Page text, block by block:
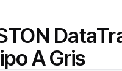
A Gris